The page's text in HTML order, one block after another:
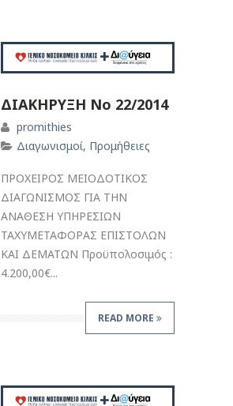
ΔΙΑΚΗΡΥΞΗ Νο 22/2014
promithies
Διαγωνισμοί, Προμήθειες
ΠΡΟΧΕΙΡΟΣ ΜΕΙΟΔΟΤΙΚΟΣ
ΔΙΑΓΩΝΙΣΜΟΣ ΓΙΑ ΤΗΝ
ΑΝΑΘΕΣΗ ΥΠΗΡΕΣΙΩΝ
ΤΑΧΥΜΕΤΑΦΟΡΑΣ ΕΠΙΣΤΟΛΩΝ
ΚΑΙ ΔΕΜΑΤΩΝ Προϋπολοσιμός :
4.200,00€...
READ MORE